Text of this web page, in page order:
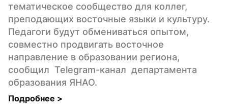
тематическое сообщество для коллег,
преподающих восточные языки и культуру.
Педагоги будут обмениваться опытом,
совместно продвигать восточное
направление в образовании региона,
сообщил  Telegram-канал  департамента
образования ЯНАО.
Подробнее >